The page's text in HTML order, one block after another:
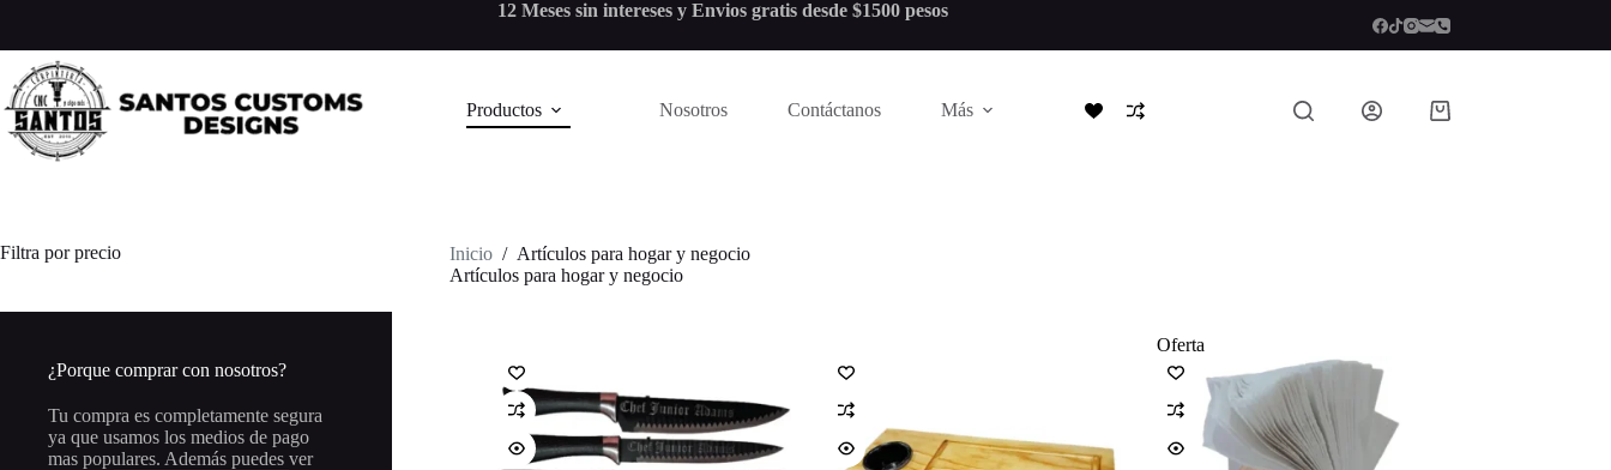
contenido
12 Meses sin intereses y Envios gratis desde $1500 pesos
Productos Nosotros Contáctanos Más
Shopping
Inicio / Artículos para hogar y negocio
Artículos para hogar y negocio
Oferta
Filtra por precio
¿Porque comprar con nosotros?
Tu compra es completamente segura
ya que usamos los medios de pago
mas populares. Además puedes ver